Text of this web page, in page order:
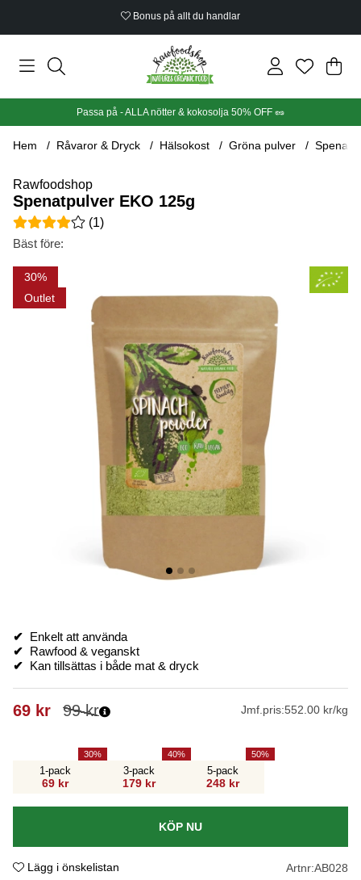
Bonus på allt du handlar
Din
.
Passa på - ALLA nötter & kokosolja 50% OFF 🥜
Hem Råvaror & Dryck Hälsokost Gröna pulver
Rawfoodshop
Spenatpulver EKO 125g
Medelbetyg 4 av 5 Antal betyg 1
(1)
Bäst före:
30
Outlet
Produktbilder Spenatpulver EKO 125g
✔ Enkelt att använda
✔ Rawfood & veganskt
✔ Kan tillsättas i både mat & dryck
99kr
69 kr Jmf.pris:552.00 kr/kg
1-pack
69 kr
30
3-pack
179 kr
40
5-pack
248 kr
50
KÖP NU
Lägg i önskelistan Artnr:AB028